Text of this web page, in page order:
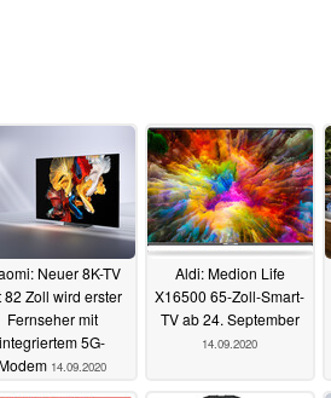
Neuer 8K-TV
82 Zoll wird erster
Fernseher mit
integriertem 5G-
14.09.2020
Aldi: Medion Life
X16500 65-Zoll-Smart-
TV ab 24. September
14.09.2020